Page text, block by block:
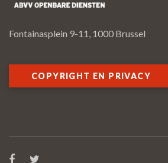
Fontainasplein 9-11, 1000 Brussel
COPYRIGHT EN PRIVACY